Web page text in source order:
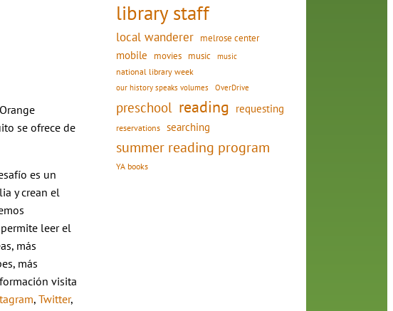
se ofrece de
es un
y crean el
leer el
más
más
visita
, Twitter,
library staff
local wanderer melrose center
mobile movies music music
national library week
our history speaks volumes OverDrive
preschool reading requesting
reservations searching
summer reading program
YA books